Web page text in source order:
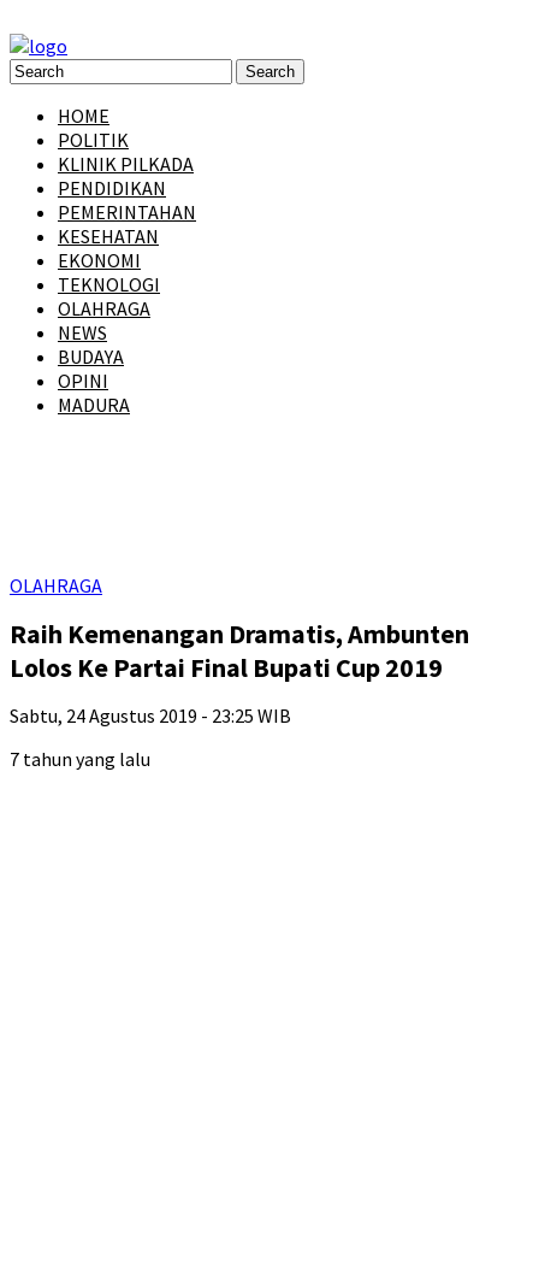
HOME
POLITIK
KLINIK PILKADA
PENDIDIKAN
PEMERINTAHAN
KESEHATAN
EKONOMI
TEKNOLOGI
OLAHRAGA
NEWS
BUDAYA
OPINI
MADURA
OLAHRAGA
Raih Kemenangan Dramatis, Ambunten
Lolos Ke Partai Final Bupati Cup 2019
Sabtu, 24 Agustus 2019 - 23:25 WIB
7 tahun yang lalu